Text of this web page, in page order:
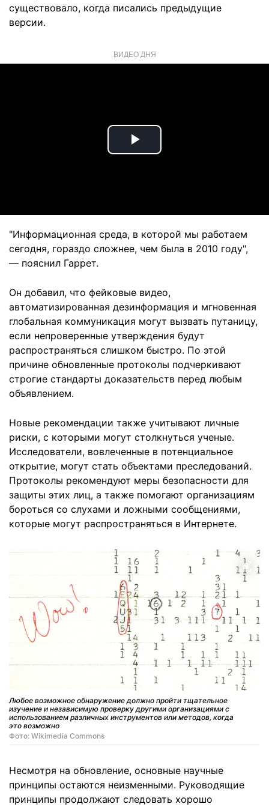
существовало, когда писались предыдущие
версии.
ВИДЕО ДНЯ
Play
"Информационная среда, в которой мы работаем
сегодня, гораздо сложнее, чем была в 2010 году",
— пояснил Гаррет.
Он добавил, что фейковые видео,
автоматизированная дезинформация и мгновенная
глобальная коммуникация могут вызвать путаницу,
если непроверенные утверждения будут
распространяться слишком быстро. По этой
причине обновленные протоколы подчеркивают
строгие стандарты доказательств перед любым
объявлением.
Новые рекомендации также учитывают личные
риски, с которыми могут столкнуться ученые.
Исследователи, вовлеченные в потенциальное
открытие, могут стать объектами преследований.
Протоколы рекомендуют меры безопасности для
защиты этих лиц, а также помогают организациям
бороться со слухами и ложными сообщениями,
которые могут распространяться в Интернете.
Любое возможное обнаружение должно пройти тщательное
изучение и независимую проверку другими организациями с
использованием различных инструментов или методов, когда
это возможно
Фото: Wikimedia Commons
Несмотря на обновление, основные научные
принципы остаются неизменными. Руководящие
принципы продолжают следовать хорошо